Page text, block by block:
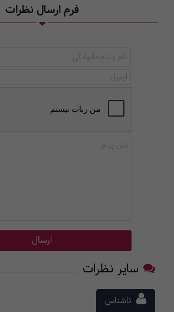
فرم ارسال نظرات
سایر نظرات
ناشناس